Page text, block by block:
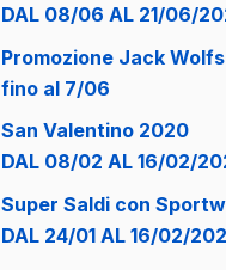
DAL 08/06 AL 21/06/
Promozione Jack
fino al 7/06
San Valentino 2020
DAL 08/02 AL 16/02/
Super Saldi con
DAL 24/01 AL 16/02/